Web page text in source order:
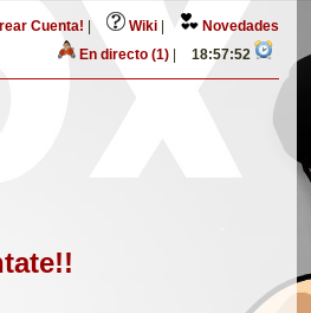
Cuenta! Wiki
Novedades
En directo (1)
18:57:52